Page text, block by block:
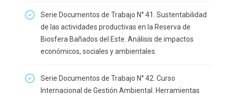
Serie Documentos de Trabajo N° 41. Sustentabilidad
de las actividades productivas en la Reserva de
Biosfera Bañados del Este. Análisis de impactos
económicos, sociales y ambientales.
Serie Documentos de Trabajo N° 42. Curso
Internacional de Gestión Ambiental. Herramientas